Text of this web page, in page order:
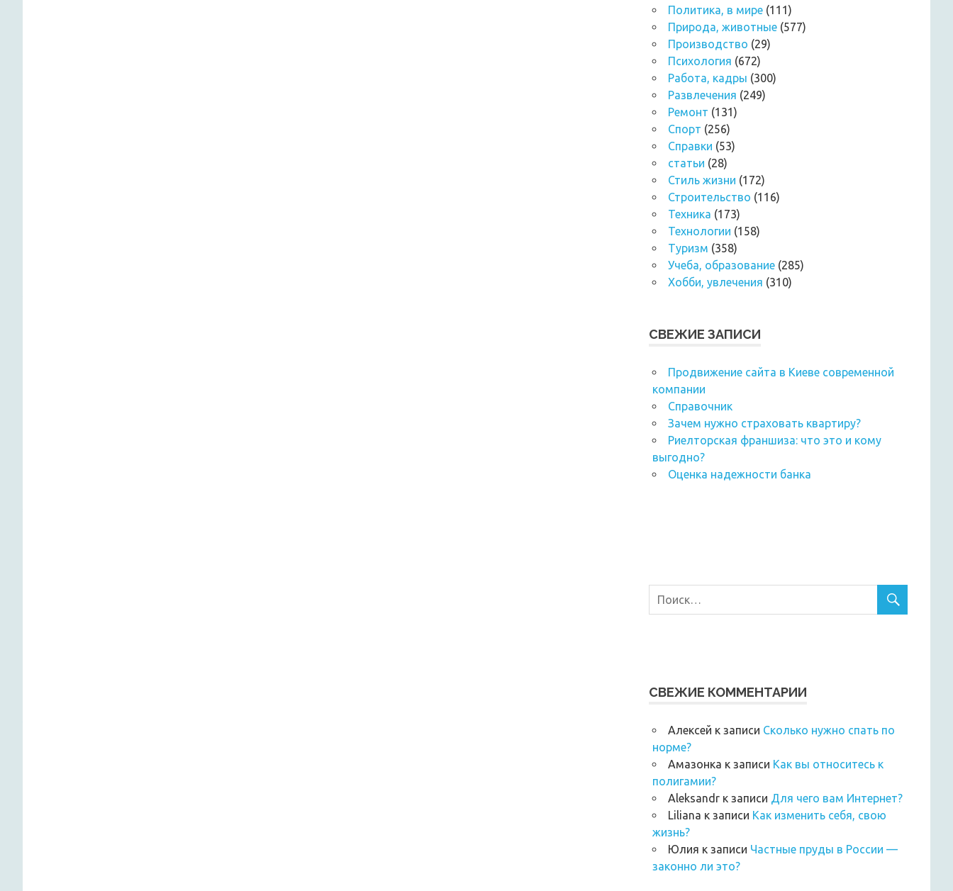
Политика, в мире (111)
Природа, животные (577)
Производство (29)
Психология (672)
Работа, кадры (300)
Развлечения (249)
Ремонт (131)
Спорт (256)
Справки (53)
статьи (28)
Стиль жизни (172)
Строительство (116)
Техника (173)
Технологии (158)
Туризм (358)
Учеба, образование (285)
Хобби, увлечения (310)
СВЕЖИЕ ЗАПИСИ
Продвижение сайта в Киеве современной
компании
Справочник
Зачем нужно страховать квартиру?
Риелторская франшиза: что это и кому
выгодно?
Оценка надежности банка
СВЕЖИЕ КОММЕНТАРИИ
Алексей к записи Сколько нужно спать по
норме?
Амазонка к записи Как вы относитесь к
полигамии?
Аleksandr к записи Для чего вам Интернет?
Liliana к записи Как изменить себя, свою
жизнь?
Юлия к записи Частные пруды в России —
законно ли это?